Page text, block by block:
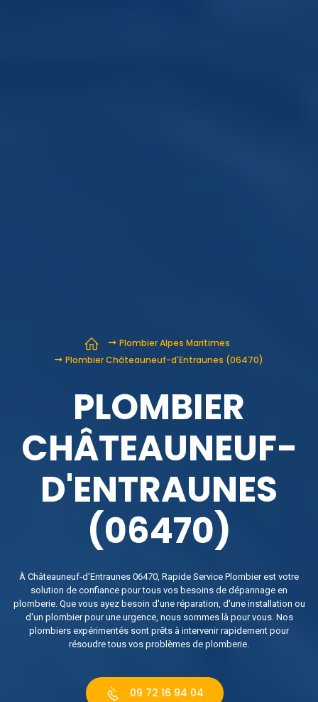
Plombier Alpes Maritimes
Plombier Châteauneuf-d'Entraunes (06470)
PLOMBIER
CHÂTEAUNEUF-
D'ENTRAUNES
(06470)
À Châteauneuf-d'Entraunes 06470, Rapide Service Plombier est votre
solution de confiance pour tous vos besoins de dépannage en
plomberie. Que vous ayez besoin d'une réparation, d'une installation ou
d'un plombier pour une urgence, nous sommes là pour vous. Nos
plombiers expérimentés sont prêts à intervenir rapidement pour
résoudre tous vos problèmes de plomberie.
09 72 16 94 04